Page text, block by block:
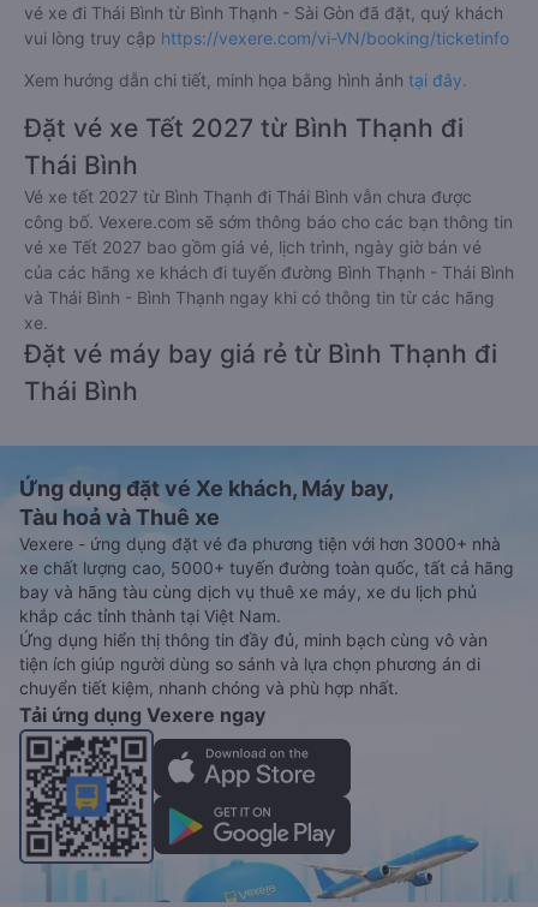
vé xe đi Thái Bình từ Bình Thạnh - Sài Gòn đã đặt, quý khách
vui lòng truy cập https://vexere.com/vi-VN/booking/ticketinfo
Xem hướng dẫn chi tiết, minh họa bằng hình ảnh tại đây.
Đặt vé xe Tết 2027 từ Bình Thạnh đi
Thái Bình
Vé xe tết 2027 từ Bình Thạnh đi Thái Bình vẫn chưa được
công bố. Vexere.com sẽ sớm thông báo cho các bạn thông tin
vé xe Tết 2027 bao gồm giá vé, lịch trình, ngày giờ bán vé
của các hãng xe khách đi tuyến đường Bình Thạnh - Thái Bình
và Thái Bình - Bình Thạnh ngay khi có thông tin từ các hãng
xe.
Đặt vé máy bay giá rẻ từ Bình Thạnh đi
Thái Bình
Ứng dụng đặt vé Xe khách, Máy bay,
Tàu hoả và Thuê xe
Vexere - ứng dụng đặt vé đa phương tiện với hơn 3000+ nhà
xe chất lượng cao, 5000+ tuyến đường toàn quốc, tất cả hãng
bay và hãng tàu cùng dịch vụ thuê xe máy, xe du lịch phủ
khắp các tỉnh thành tại Việt Nam.
Ứng dụng hiển thị thông tin đầy đủ, minh bạch cùng vô vàn
tiện ích giúp người dùng so sánh và lựa chọn phương án di
chuyển tiết kiệm, nhanh chóng và phù hợp nhất.
Tải ứng dụng Vexere ngay